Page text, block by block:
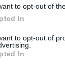
to opt-out of
In
to opt-out of
In
skolēniem.